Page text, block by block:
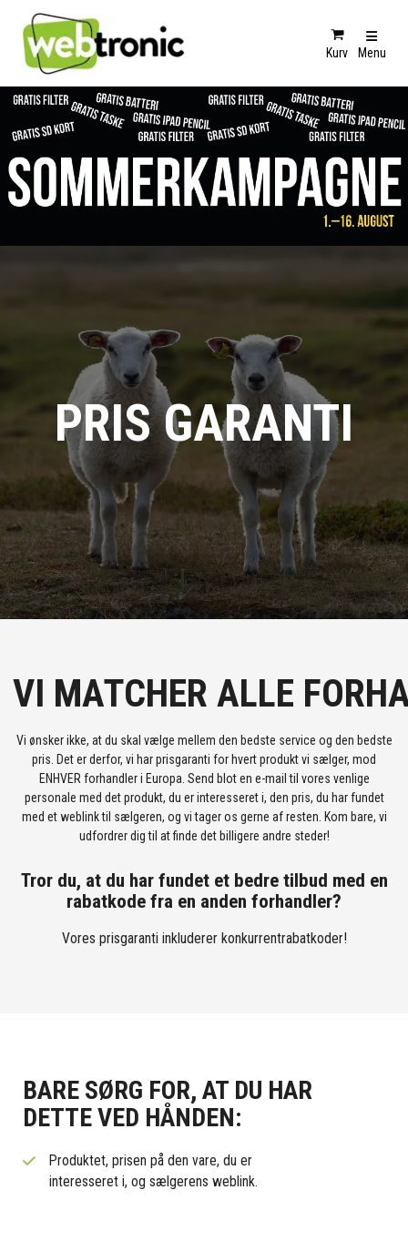
Kurv Menu
PRIS GARANTI
VI MATCHER ALLE
Vi ønsker ikke, at du skal vælge mellem den bedste service og den bedste
pris. Det er derfor, vi har prisgaranti for hvert produkt vi sælger, mod
ENHVER forhandler i Europa. Send blot en e-mail til vores venlige
personale med det produkt, du er interesseret i, den pris, du har fundet
med et weblink til sælgeren, og vi tager os gerne af resten. Kom bare, vi
udfordrer dig til at finde det billigere andre steder!
Tror du, at du har fundet et bedre tilbud med en
rabatkode fra en anden forhandler?
Vores prisgaranti inkluderer konkurrentrabatkoder!
BARE SØRG FOR, AT DU HAR
DETTE VED HÅNDEN:
Produktet, prisen på den vare, du er
interesseret i, og sælgerens weblink.